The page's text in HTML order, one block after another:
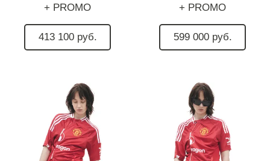
+ PROMO
413 100 руб.
+ PROMO
599 000 руб.